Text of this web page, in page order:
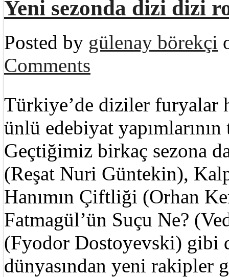
Yeni sezonda dizi dizi
Posted by gülenay börekçi
Comments
Türkiye’de diziler furyalar
ünlü edebiyat
Geçtiğimiz birkaç sezona
(Reşat Nuri Güntekin),
Hanımın Çiftliği (Orhan
Fatmagül’ün Suçu Ne?
(Fyodor Dostoyevski) gibi
dünyasından yeni